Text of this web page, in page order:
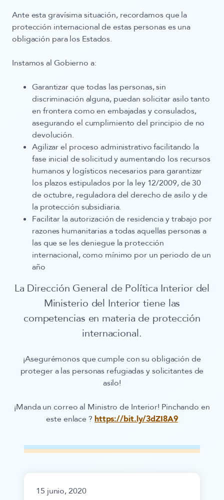
Ante esta gravísima situación, recordamos que la
protección internacional de estas personas es una
obligación para los Estados.
Instamos al Gobierno a:
Garantizar que todas las personas, sin
discriminación alguna, puedan solicitar asilo tanto
en frontera como en embajadas y consulados,
asegurando el cumplimiento del principio de no
devolución.
Agilizar el proceso administrativo facilitando la
fase inicial de solicitud y aumentando los recursos
humanos y logísticos necesarios para garantizar
los plazos estipulados por la ley 12/2009, de 30
de octubre, reguladora del derecho de asilo y de
la protección subsidiaria.
Facilitar la autorización de residencia y trabajo por
razones humanitarias a todas aquellas personas a
las que se les deniegue la protección
internacional, como mínimo por un periodo de un
año
La Dirección General de Política Interior del
Ministerio del Interior tiene las
competencias en materia de protección
internacional.
¡Asegurémonos que cumple con su obligación de
proteger a las personas refugiadas y solicitantes de
asilo!
¡Manda un correo al Ministro de Interior! Pinchando en
este enlace ? https://bit.ly/3dZI8A9
15 junio, 2020